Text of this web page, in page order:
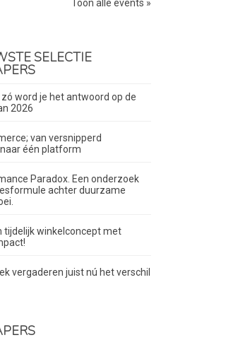
Toon alle events »
SELECTIE
zó word je het antwoord op de
2026
van versnipperd
één platform
Paradox. Een onderzoek
achter duurzame
tijdelijk winkelconcept met
vergaderen juist nú het verschil